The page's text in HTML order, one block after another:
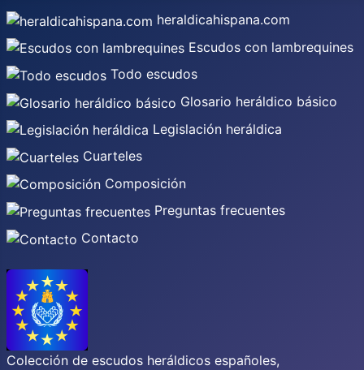
heraldicahispana.com
Escudos con lambrequines
Todo escudos
Glosario heráldico básico
Legislación heráldica
Cuarteles
Composición
Preguntas frecuentes
Contacto
Colección de escudos heráldicos españoles,